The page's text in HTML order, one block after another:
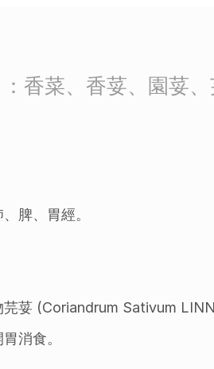
香菜、香荽、園荽
脾、胃經。
荽 (Coriandrum Sativum
消食。